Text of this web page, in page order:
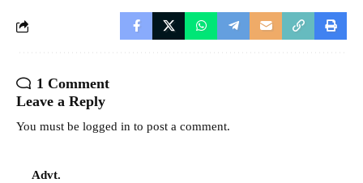
1 Comment
Leave a Reply
You must be logged in to post a comment.
Advt.